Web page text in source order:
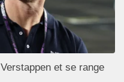
et se range